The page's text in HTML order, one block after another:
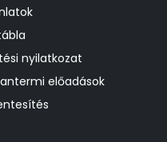
nyilatkozat
előadások